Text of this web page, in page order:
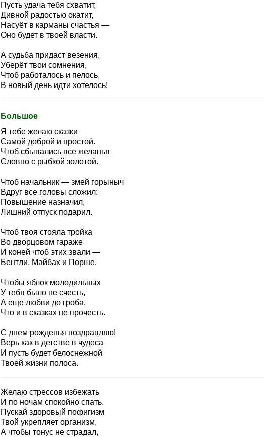
Пусть удача тебя схватит,
Дивной радостью окатит,
Насуёт в карманы счастья —
Оно будет в твоей власти.
А судьба придаст везения,
Уберёт твои сомнения,
Чтоб работалось и пелось,
В новый день идти хотелось!
Большое
Я тебе желаю сказки
Самой доброй и простой.
Чтоб сбывались все желанья
Словно с рыбкой золотой.
Чтоб начальник — змей горыныч
Вдруг все головы сложил:
Повышение назначил,
Лишний отпуск подарил.
Чтоб твоя стояла тройка
Во дворцовом гараже
И коней чтоб этих звали —
Бентли, Майбах и Порше.
Чтобы яблок молодильных
У тебя было не счесть,
А еще любви до гроба,
Что и в сказках не прочесть.
С днем рожденья поздравляю!
Верь как в детстве в чудеса
И пусть будет белоснежной
Твоей жизни полоса.
Желаю стрессов избежать
И по ночам спокойно спать.
Пускай здоровый пофигизм
Твой укрепляет организм,
А чтобы тонус не страдал,